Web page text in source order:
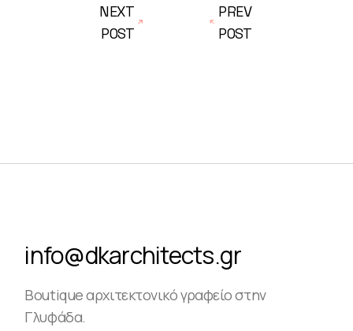
PREV
POST
NEXT
POST
info@dkarchitects.gr
Boutique αρχιτεκτονικό γραφείο στην
Γλυφάδα.